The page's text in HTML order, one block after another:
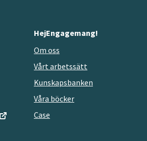
HejEngagemang!
Om oss
Vårt arbetssätt
Kunskapsbanken
Våra böcker
Case